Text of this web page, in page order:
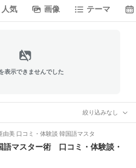
人気 画像 テーマ
表示できませんでした
絞り込みなし
由美 口コミ・体験談 韓国語マスタ
語マスター術 口コミ・体験談・